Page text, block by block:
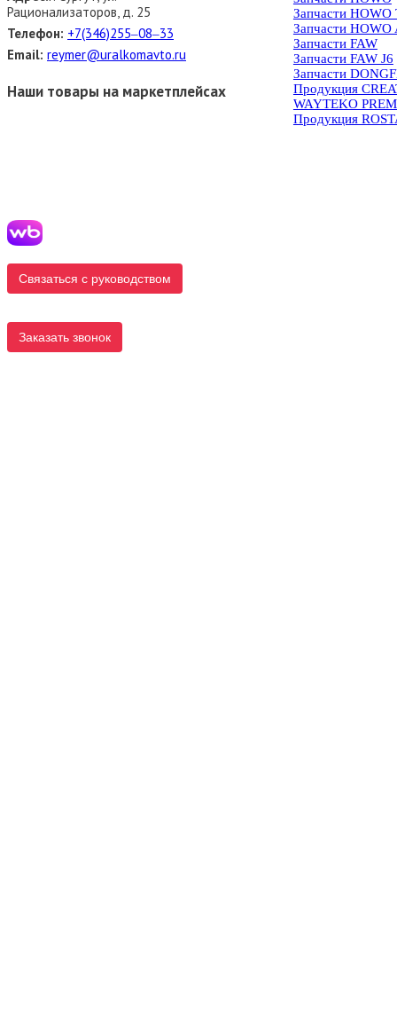
Рационализаторов, д. 25
Телефон: +7(346)255‒08‒33
Email: reymer@uralkomavto.ru
Наши товары на маркетплейсах
Связаться с руководством
Заказать звонок
Запчасти HOWO
Запчасти HOWO
Запчасти FAW
Запчасти FAW J6
Запчасти
Продукция
WAYTEKO
Продукция